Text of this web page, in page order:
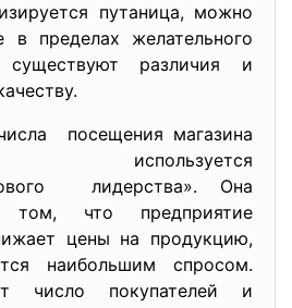
путаница, можно
в пределах желательного
существуют различия и
посещения магазина
используется
лидерства». Она
том, что предприятие
цены на продукцию,
наибольшим спросом.
число покупателей и